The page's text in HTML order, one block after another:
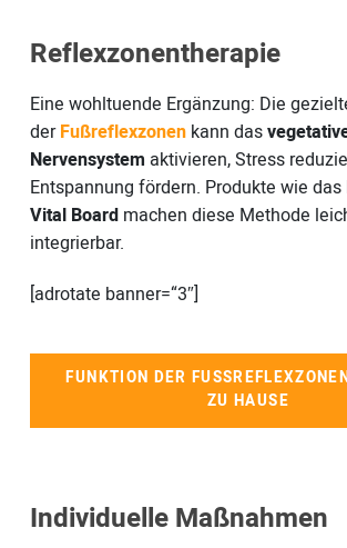
Reflexzonentherapie
Eine wohltuende Ergänzung: Die
derFußreflexzonenkann das
Nervensystem aktivieren, Stress
Entspannung fördern. Produkte wie das
Vital Boardmachen diese Methode
integrierbar.
[adrotate banner=“3″]
FUNKTION DER
U HAUSE
Individuelle Maßnahmen